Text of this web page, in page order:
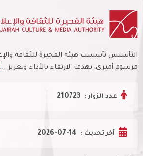
مرسوم أميري، بهدف الارتقاء بالأداء وتعزيز ...
عدد الزوار : 210723
أخر تحديث : 2026-07-14